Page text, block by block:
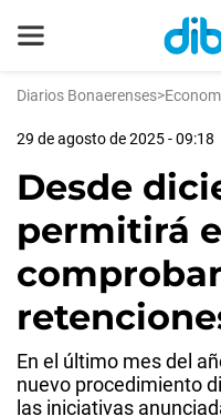
Diarios Bonaerenses>
29 de agosto de 2025 - 09:18
Desde
permitirá
En el último mes del
nuevo procedimiento
las iniciativas